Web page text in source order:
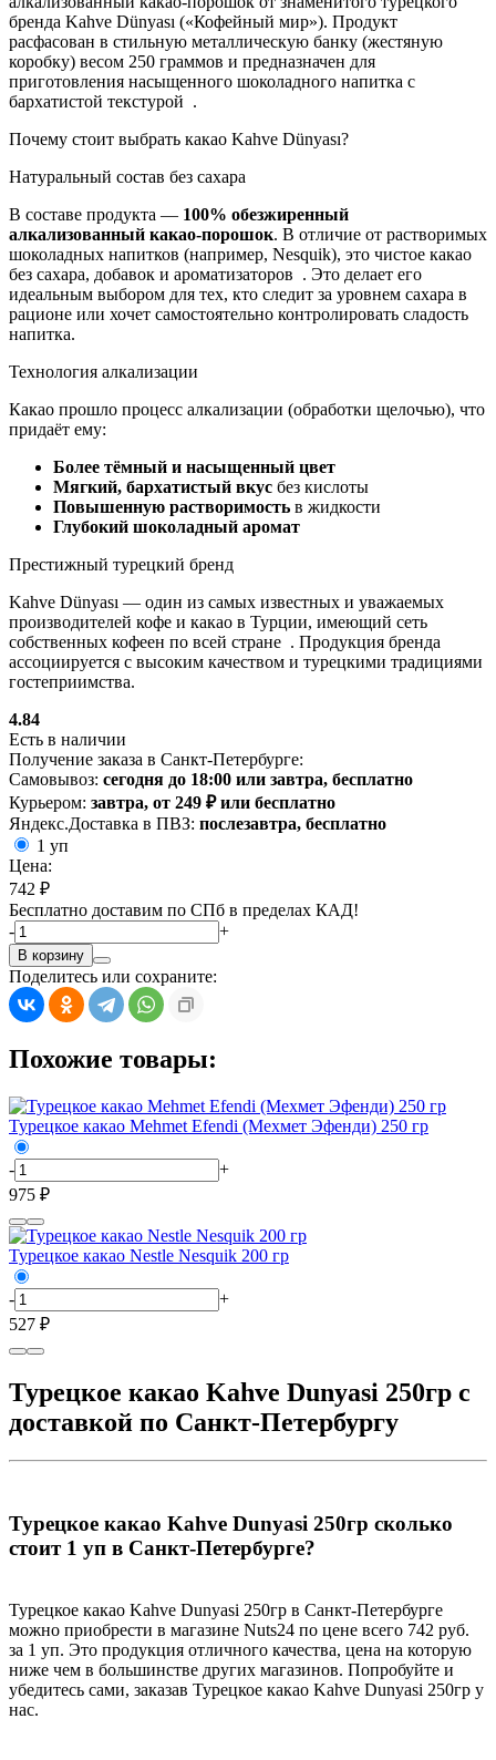
бренда Kahve Dünyası («Кофейный мир»). Продукт
расфасован в стильную металлическую банку (жестяную
коробку) весом 250 граммов и предназначен для
приготовления насыщенного шоколадного напитка с
бархатистой текстурой .
Почему стоит выбрать какао Kahve Dünyası?
Натуральный состав без сахара
В составе продукта — 100% обезжиренный
алкализованный какао-порошок. В отличие от растворимых
шоколадных напитков (например, Nesquik), это чистое какао
без сахара, добавок и ароматизаторов . Это делает его
идеальным выбором для тех, кто следит за уровнем сахара в
рационе или хочет самостоятельно контролировать сладость
напитка.
Технология алкализации
Какао прошло процесс алкализации (обработки щелочью), что
придаёт ему:
Более тёмный и насыщенный цвет
Мягкий, бархатистый вкус без кислоты
Повышенную растворимость в жидкости
Глубокий шоколадный аромат
Престижный турецкий бренд
Kahve Dünyası — один из самых известных и уважаемых
производителей кофе и какао в Турции, имеющий сеть
собственных кофеен по всей стране . Продукция бренда
ассоциируется с высоким качеством и турецкими традициями
гостеприимства.
4.84
Есть в наличии
Получение заказа в Санкт-Петербурге:
Самовывоз: сегодня до 18:00 или завтра, бесплатно
Курьером: завтра, от 249 ₽ или бесплатно
Яндекс.Доставка в ПВЗ: послезавтра, бесплатно
1 уп
Цена:
742 ₽
Бесплатно доставим по СПб в пределах КАД!
-
+
В корзину
Поделитесь или сохраните:
Похожие товары:
Турецкое какао Mehmet Efendi (Мехмет Эфенди) 250 гр
-
+
975 ₽
Турецкое какао Nestle Nesquik 200 гр
-
+
527 ₽
Турецкое какао Kahve Dunyasi 250гр с
доставкой по Санкт-Петербургу
Турецкое какао Kahve Dunyasi 250гр сколько
стоит 1 уп в Санкт-Петербурге?
Турецкое какао Kahve Dunyasi 250гр в Санкт-Петербурге
можно приобрести в магазине Nuts24 по цене всего 742 руб.
за 1 уп. Это продукция отличного качества, цена на которую
ниже чем в большинстве других магазинов. Попробуйте и
убедитесь сами, заказав Турецкое какао Kahve Dunyasi 250гр у
нас.